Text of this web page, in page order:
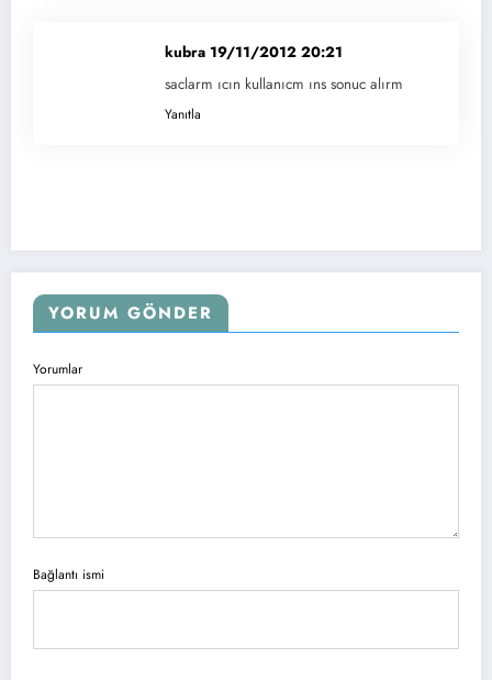
kubra 19/11/2012 20:21
saclarm ıcın kullanıcm ıns sonuc alırm
Yanıtla
YORUM GÖNDER
Yorumlar
Bağlantı ismi